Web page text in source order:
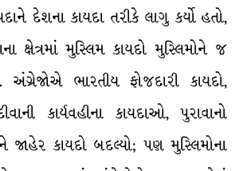
દેશના કાયદા તરીકે લાગુ કર્યો હતો,
ક્ષેત્રમાં મુસ્લિમ કાયદો મુસ્લિમોને જ
ભારતીય ફોજદારી કાયદો,
કાર્યવહીના કાયદાઓ, પુરાવાનો
જાહેર કાયદો બદલ્યો; પણ મુસ્લિમોના